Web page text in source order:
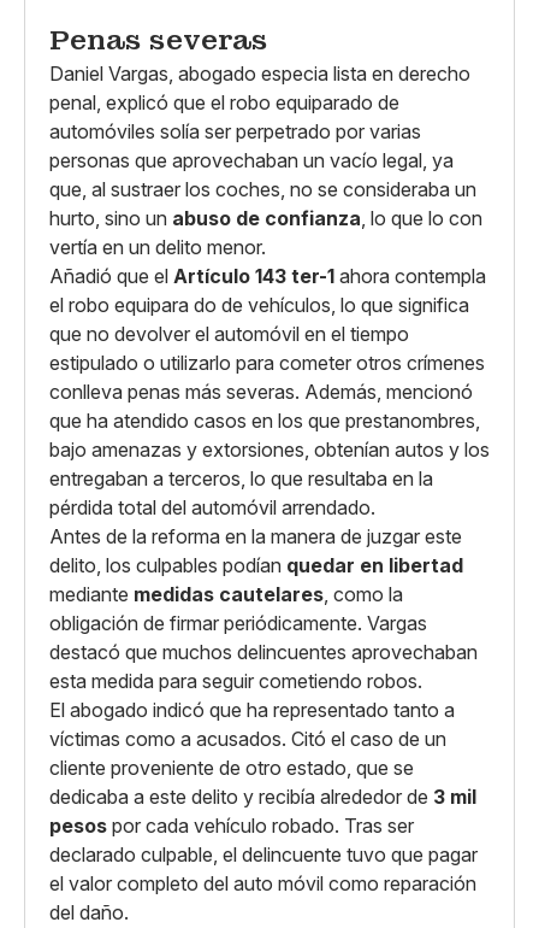
Penas severas
Daniel Vargas, abogado especia lista en derecho
penal, explicó que el robo equiparado de
automóviles solía ser perpetrado por varias
personas que aprovechaban un vacío legal, ya
que, al sustraer los coches, no se consideraba un
hurto, sino un abuso de confianza, lo que lo con
vertía en un delito menor.
Añadió que el Artículo 143 ter-1 ahora contempla
el robo equipara do de vehículos, lo que significa
que no devolver el automóvil en el tiempo
estipulado o utilizarlo para cometer otros crímenes
conlleva penas más severas. Además, mencionó
que ha atendido casos en los que prestanombres,
bajo amenazas y extorsiones, obtenían autos y los
entregaban a terceros, lo que resultaba en la
pérdida total del automóvil arrendado.
Antes de la reforma en la manera de juzgar este
delito, los culpables podían quedar en libertad
mediante medidas cautelares, como la
obligación de firmar periódicamente. Vargas
destacó que muchos delincuentes aprovechaban
esta medida para seguir cometiendo robos.
El abogado indicó que ha representado tanto a
víctimas como a acusados. Citó el caso de un
cliente proveniente de otro estado, que se
dedicaba a este delito y recibía alrededor de 3 mil
pesos por cada vehículo robado. Tras ser
declarado culpable, el delincuente tuvo que pagar
el valor completo del auto móvil como reparación
del daño.